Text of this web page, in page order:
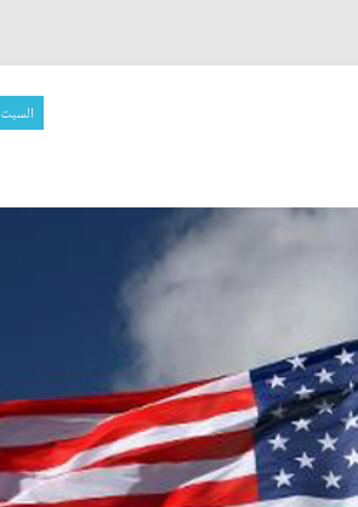
السبت 28 كانون الثاني 2017